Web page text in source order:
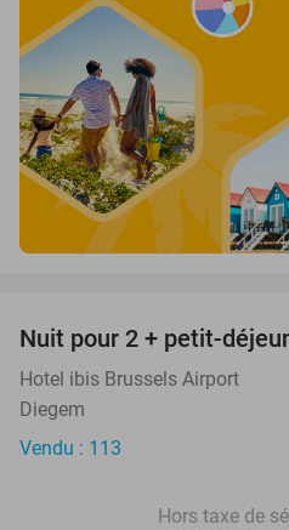
Nuit pour 2 + petit-
Hotel ibis Brussels Airport
Diegem
Vendu : 113
Hors taxe de